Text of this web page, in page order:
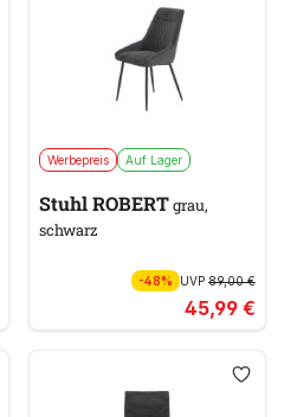
Werbepreis Auf Lager
Stuhl ROBERTgrau,
schwarz
-48% UVP89,00 €
45,99 €